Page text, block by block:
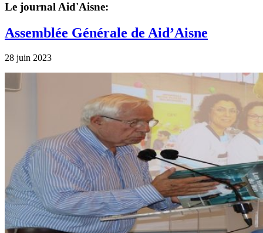
Le journal Aid'Aisne:
Assemblée Générale de Aid’Aisne
28 juin 2023